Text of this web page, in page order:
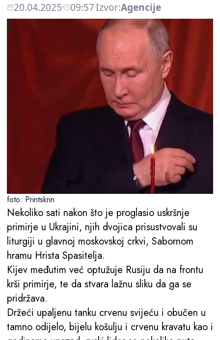
20.04.2025 09:57Izvor:Agencije
foto: Printskrin
Nekoliko sati nakon što je proglasio uskršnje
primirje u Ukrajini, njih dvojica prisustvovali su
liturgiji u glavnoj moskovskoj crkvi, Sabornom
hramu Hrista Spasitelja.
Kijev međutim već optužuje Rusiju da na frontu
krši primirje, te da stvara lažnu sliku da ga se
pridržava.
Držeći upaljenu tanku crvenu svijeću i obučen u
tamno odijelo, bijelu košulju i crvenu kravatu kao i